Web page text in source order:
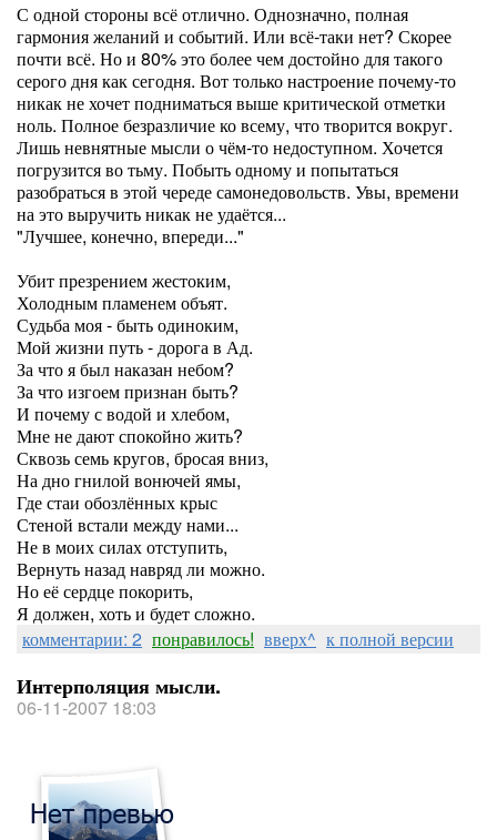
С одной стороны всё отлично. Однозначно, полная
гармония желаний и событий. Или всё-таки нет? Скорее
почти всё. Но и 80% это более чем достойно для такого
серого дня как сегодня. Вот только настроение почему-то
никак не хочет подниматься выше критической отметки
ноль. Полное безразличие ко всему, что творится вокруг.
Лишь невнятные мысли о чём-то недоступном. Хочется
погрузится во тьму. Побыть одному и попытаться
разобраться в этой череде самонедовольств. Увы, времени
на это выручить никак не удаётся...
"Лучшее, конечно, впереди..."
Убит презрением жестоким,
Холодным пламенем объят.
Судьба моя - быть одиноким,
Мой жизни путь - дорога в Ад.
За что я был наказан небом?
За что изгоем признан быть?
И почему с водой и хлебом,
Мне не дают спокойно жить?
Сквозь семь кругов, бросая вниз,
На дно гнилой вонючей ямы,
Где стаи обозлённых крыс
Стеной встали между нами...
Не в моих силах отступить,
Вернуть назад навряд ли можно.
Но её сердце покорить,
Я должен, хоть и будет сложно.
комментарии: 2 понравилось! вверх^ к полной версии
Интерполяция мысли.
06-11-2007 18:03